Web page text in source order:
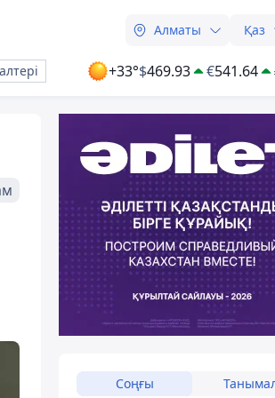
Алматы Қаз
+33°$469.93 €541.64
Соңғы